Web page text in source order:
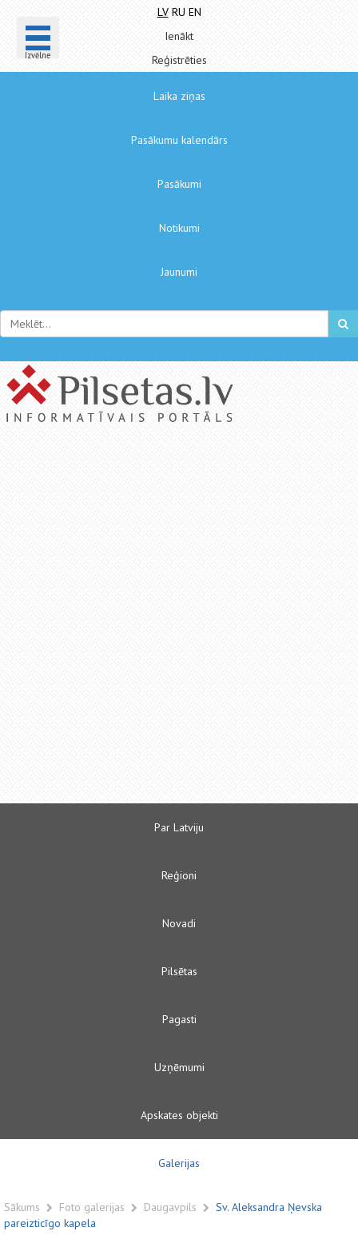
Izvēlne
LV RU EN
Ienākt
Reģistrēties
Laika ziņas
Pasākumu kalendārs
Pasākumi
Notikumi
Jaunumi
Par Latviju
Reģioni
Novadi
Pilsētas
Pagasti
Uzņēmumi
Apskates objekti
Galerijas
Sākums Foto galerijas Daugavpils
Sv. Aleksandra Ņevska
pareizticīgo kapela